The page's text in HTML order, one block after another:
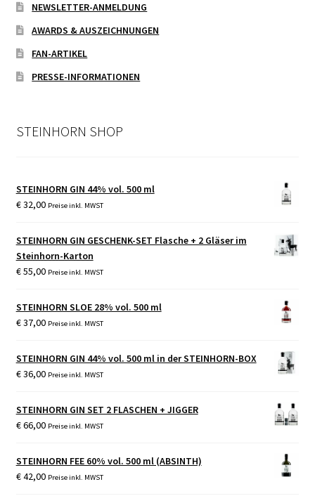
NEWSLETTER-ANMELDUNG
AWARDS & AUSZEICHNUNGEN
FAN-ARTIKEL
PRESSE-INFORMATIONEN
STEINHORN SHOP
STEINHORN GIN 44% vol. 500 ml
€32,00 Preise inkl. MWST
STEINHORN GIN GESCHENK-SET Flasche + 2 Gläser im
Steinhorn-Karton
€55,00 Preise inkl. MWST
STEINHORN SLOE 28% vol. 500 ml
€37,00 Preise inkl. MWST
STEINHORN GIN 44% vol. 500 ml in der STEINHORN-BOX
€36,00 Preise inkl. MWST
STEINHORN GIN SET 2 FLASCHEN + JIGGER
€66,00 Preise inkl. MWST
STEINHORN FEE 60% vol. 500 ml (ABSINTH)
€42,00 Preise inkl. MWST